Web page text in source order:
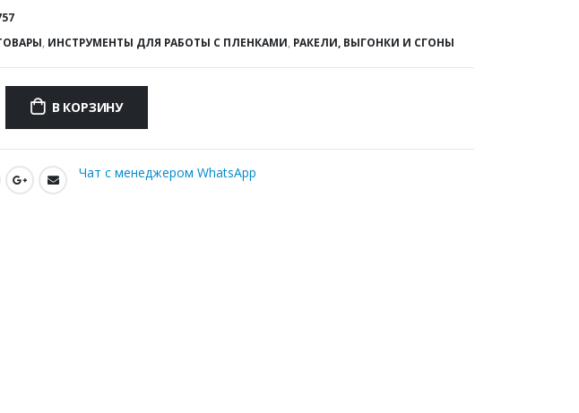
, ИНСТРУМЕНТЫ ДЛЯ РАБОТЫ С ПЛЕНКАМИ, РАКЕЛИ, ВЫГОНКИ И СГОНЫ
В КОРЗИНУ
Чат с менеджером WhatsApp